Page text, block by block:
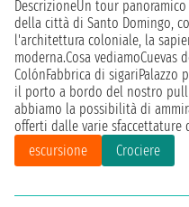
DescrizioneUn tour
della città di Santo Domingo,
l'architettura coloniale, la
moderna.Cosa vediamoCuevas
ColónFabbrica di sigariPalazzo
il porto a bordo del nostro
abbiamo la possibilità di
offerti dalle varie sfaccettature
escursione
Crociere